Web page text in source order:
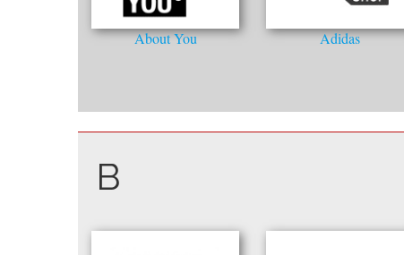
About You Adidas
B